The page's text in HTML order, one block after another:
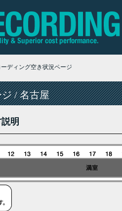
ディング空き状況ページ
/ 名古屋
明